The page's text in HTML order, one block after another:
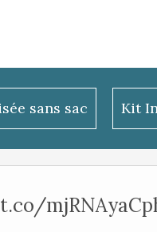
sans sac Kit